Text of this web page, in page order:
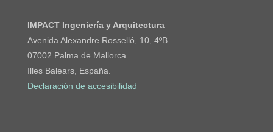
IMPACT Ingeniería y Arquitectura
Avenida Alexandre Rosselló, 10, 4ºB
07002 Palma de Mallorca
Illes Balears, España.
Declaración de accesibilidad